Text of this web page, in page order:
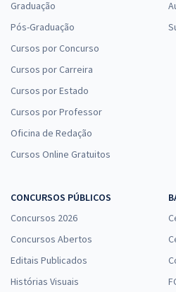
Graduação
Pós-Graduação
Cursos por Concurso
Cursos por Carreira
Cursos por Estado
Cursos por Professor
Oficina de Redação
Cursos Online Gratuitos
CONCURSOS PÚBLICOS
Concursos 2026
Concursos Abertos
Editais Publicados
Histórias Visuais